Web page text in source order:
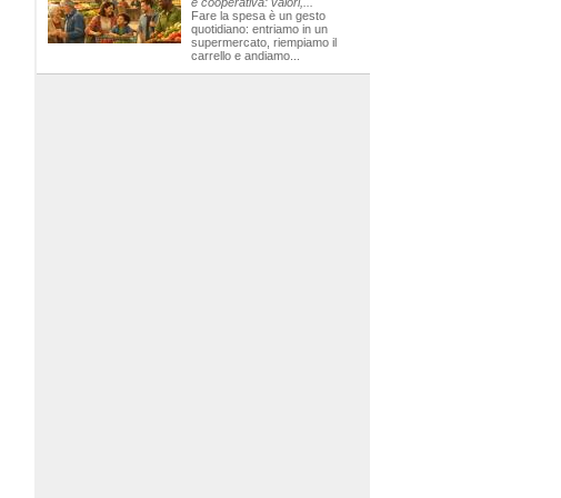
Fare la spesa è un gesto
quotidiano: entriamo in un
supermercato, riempiamo il
carrello e andiamo...